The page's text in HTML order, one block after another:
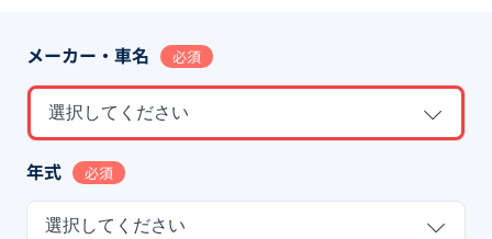
メーカー・車名 必須
選択してください
年式 必須
選択してください